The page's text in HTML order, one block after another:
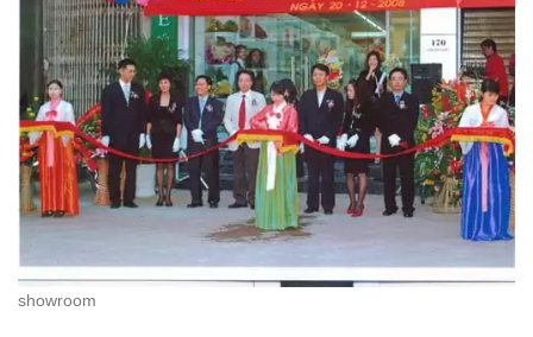
showroom